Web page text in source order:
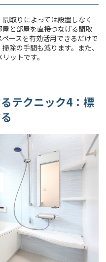
取りによっては設置しなく
と部屋を直接つなげる間取
ースを有効活用できるだけで
除の手間も減ります。また、
ットです。
テクニック4：標